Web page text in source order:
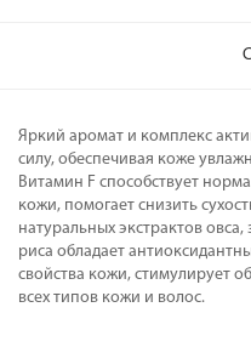
Яркий аромат и комплекс
силу, обеспечивая коже
Витамин F способствует
кожи, помогает снизить
натуральных экстрактов
риса обладает
свойства кожи, стимулирует
всех типов кожи и волос.